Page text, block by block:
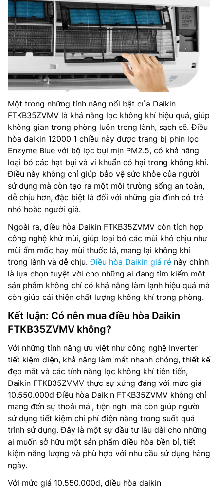
Một trong những tính năng nổi bật của Daikin
FTKB35ZVMV là khả năng lọc không khí hiệu quả, giúp
không gian trong phòng luôn trong lành, sạch sẽ. Điều
hòa đaikin 12000 1 chiều này được trang bị phin lọc
Enzyme Blue với bộ lọc bụi mịn PM2.5, có khả năng
loại bỏ các hạt bụi và vi khuẩn có hại trong không khí.
Điều này không chỉ giúp bảo vệ sức khỏe của người
sử dụng mà còn tạo ra một môi trường sống an toàn,
dễ chịu hơn, đặc biệt là đối với những gia đình có trẻ
nhỏ hoặc người già.
Ngoài ra, điều hòa Daikin FTKB35ZVMV còn tích hợp
công nghệ khử mùi, giúp loại bỏ các mùi khó chịu như
mùi ẩm mốc hay mùi thuốc lá, mang lại không khí
trong lành và dễ chịu.Điều hòa Daikin giá rẻ này chính
là lựa chọn tuyệt vời cho những ai đang tìm kiếm một
sản phẩm không chỉ có khả năng làm lạnh hiệu quả mà
còn giúp cải thiện chất lượng không khí trong phòng.
Kết luận: Có nên mua điều hòa Daikin
FTKB35ZVMV không?
Với những tính năng ưu việt như công nghệ Inverter
tiết kiệm điện, khả năng làm mát nhanh chóng, thiết kế
đẹp mắt và các tính năng lọc không khí tiên tiến,
Daikin FTKB35ZVMV thực sự xứng đáng với mức giá
10.550.000đ Điều hòa Daikin FTKB35ZVMV không chỉ
mang đến sự thoải mái, tiện nghi mà còn giúp người
sử dụng tiết kiệm chi phí điện năng trong suốt quá
trình sử dụng. Đây là một sự đầu tư lâu dài cho những
ai muốn sở hữu một sản phẩm điều hòa bền bỉ, tiết
kiệm năng lượng và phù hợp với nhu cầu sử dụng hàng
ngày.
Với mức giá 10.550.000đ, điều hòa daikin